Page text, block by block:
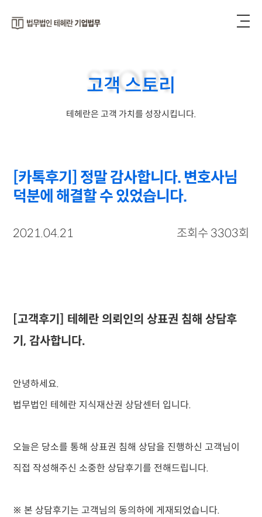
STORY
고객 스토리
테헤란은 고객 가치를 성장시킵니다.
[카톡후기] 정말 감사합니다. 변호사님
덕분에 해결할 수 있었습니다.
2021.04.21 조회수 3303회
[고객후기] 테헤란 의뢰인의 상표권 침해 상담후
기, 감사합니다.
안녕하세요.
법무법인 테헤란 지식재산권 상담센터 입니다.
오늘은 당소를 통해 상표권 침해 상담을 진행하신 고객님이
직접 작성해주신 소중한 상담후기를 전해드립니다.
※ 본 상담후기는 고객님의 동의하에 게재되었습니다.